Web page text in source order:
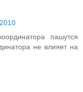
пашутся
не влияет на